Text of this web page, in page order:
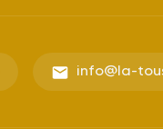
info@la-